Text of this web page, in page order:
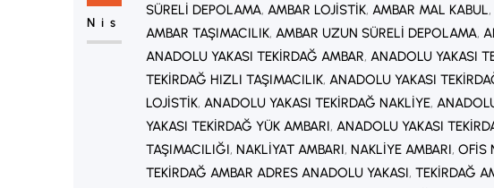
Nis
SÜRELI DEPOLAMA, AMBAR LOJISTIK, AMBAR MAL KABUL,
AMBAR TAŞIMACILIK, AMBAR UZUN SÜRELI DEPOLAMA,
ANADOLU YAKASI TEKIRDAĞ AMBAR, ANADOLU YAKASI
TEKIRDAĞ HIZLI TAŞIMACILIK, ANADOLU YAKASI
LOJISTIK, ANADOLU YAKASI TEKIRDAĞ NAKLIYE,
YAKASI TEKIRDAĞ YÜK AMBARI, ANADOLU YAKASI
TAŞIMACILIĞI, NAKLIYAT AMBARI, NAKLIYE AMBARI, OFIS
TEKIRDAĞ AMBAR ADRES ANADOLU YAKASI, TEKIRDAĞ